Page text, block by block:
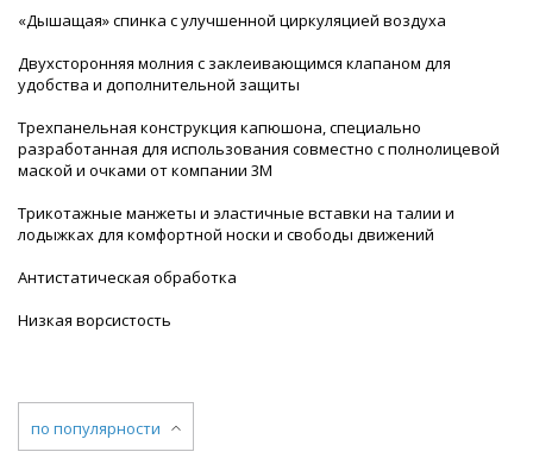
«Дышащая» спинка с улучшенной циркуляцией воздуха
Двухсторонняя молния с заклеивающимся клапаном для
удобства и дополнительной защиты
Трехпанельная конструкция капюшона, специально
разработанная для использования совместно с полнолицевой
маской и очками от компании 3М
Трикотажные манжеты и эластичные вставки на талии и
лодыжках для комфортной носки и свободы движений
Антистатическая обработка
Низкая ворсистость
по популярности